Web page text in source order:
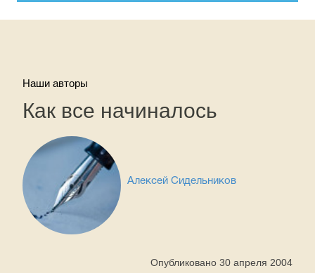
Наши авторы
Как все начиналось
Алексей Сидельников
Опубликовано 30 апреля 2004